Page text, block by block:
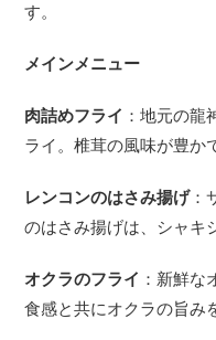
す。
メインメニュー
肉詰めフライ ：地元の龍
ライ。椎茸の風味が豊か
レンコンのはさみ揚げ：
のはさみ揚げは、シャキ
オクラのフライ ：新鮮な
食感と共にオクラの旨み